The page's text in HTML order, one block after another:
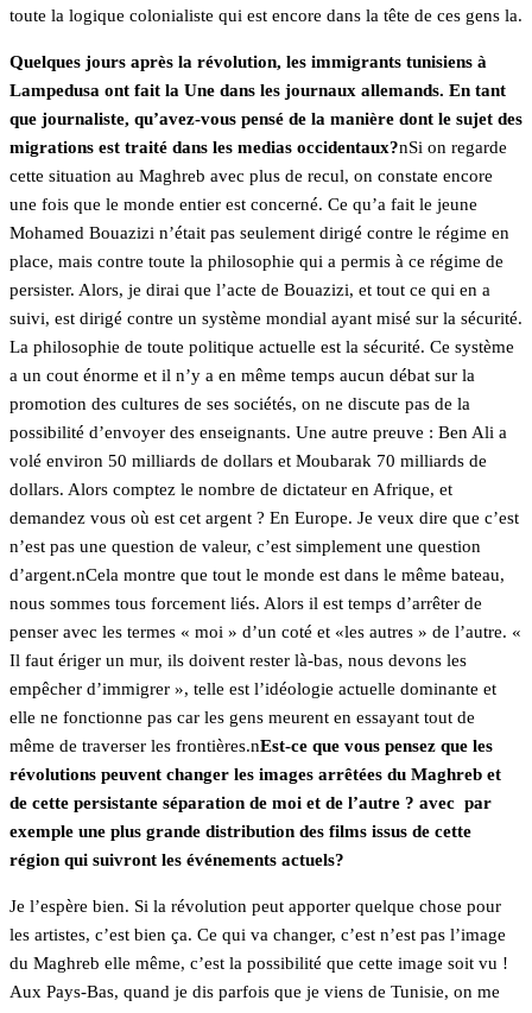
toute la logique colonialiste qui est encore dans la tête de ces gens la.
Quelques jours après la révolution, les immigrants tunisiens à
Lampedusa ont fait la Une dans les journaux allemands. En tant
que journaliste, qu’avez-vous pensé de la manière dont le sujet des
migrations est traité dans les medias occidentaux?nSi on regarde
cette situation au Maghreb avec plus de recul, on constate encore
une fois que le monde entier est concerné. Ce qu’a fait le jeune
Mohamed Bouazizi n’était pas seulement dirigé contre le régime en
place, mais contre toute la philosophie qui a permis à ce régime de
persister. Alors, je dirai que l’acte de Bouazizi, et tout ce qui en a
suivi, est dirigé contre un système mondial ayant misé sur la sécurité.
La philosophie de toute politique actuelle est la sécurité. Ce système
a un cout énorme et il n’y a en même temps aucun débat sur la
promotion des cultures de ses sociétés, on ne discute pas de la
possibilité d’envoyer des enseignants. Une autre preuve : Ben Ali a
volé environ 50 milliards de dollars et Moubarak 70 milliards de
dollars. Alors comptez le nombre de dictateur en Afrique, et
demandez vous où est cet argent ? En Europe. Je veux dire que c’est
n’est pas une question de valeur, c’est simplement une question
d’argent.nCela montre que tout le monde est dans le même bateau,
nous sommes tous forcement liés. Alors il est temps d’arrêter de
penser avec les termes « moi » d’un coté et «les autres » de l’autre. «
Il faut ériger un mur, ils doivent rester là-bas, nous devons les
empêcher d’immigrer », telle est l’idéologie actuelle dominante et
elle ne fonctionne pas car les gens meurent en essayant tout de
même de traverser les frontières.nEst-ce que vous pensez que les
révolutions peuvent changer les images arrêtées du Maghreb et
de cette persistante séparation de moi et de l’autre ? avec par
exemple une plus grande distribution des films issus de cette
région qui suivront les événements actuels?
Je l’espère bien. Si la révolution peut apporter quelque chose pour
les artistes, c’est bien ça. Ce qui va changer, c’est n’est pas l’image
du Maghreb elle même, c’est la possibilité que cette image soit vu !
Aux Pays-Bas, quand je dis parfois que je viens de Tunisie, on me